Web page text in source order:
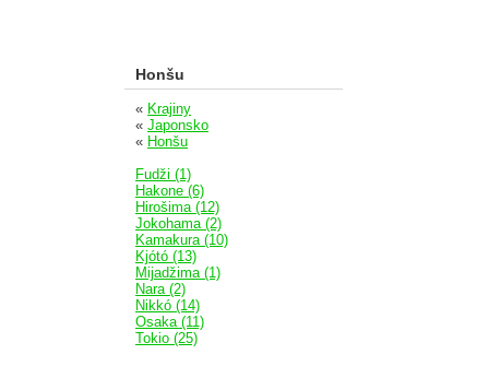
Honšu
« Krajiny
« Japonsko
« Honšu
Fudži (1)
Hakone (6)
Hirošima (12)
Jokohama (2)
Kamakura (10)
Kjótó (13)
Mijadžima (1)
Nara (2)
Nikkó (14)
Osaka (11)
Tokio (25)